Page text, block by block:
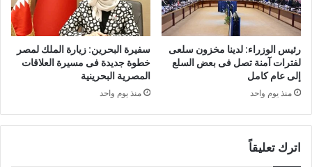
رئيس الوزراء: لدينا مخزون سلعى
لفترات آمنة تصل فى بعض السلع
إلى عام كامل
منذ يوم واحد
سفيرة البحرين: زيارة الملك لمصر
خطوة جديدة فى مسيرة العلاقات
المصرية البحرينية
منذ يوم واحد
اترك تعليقاً